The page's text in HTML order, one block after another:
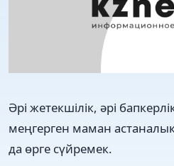
Әрі жетекшілік, әрі
меңгерген маман
да өрге сүйремек.